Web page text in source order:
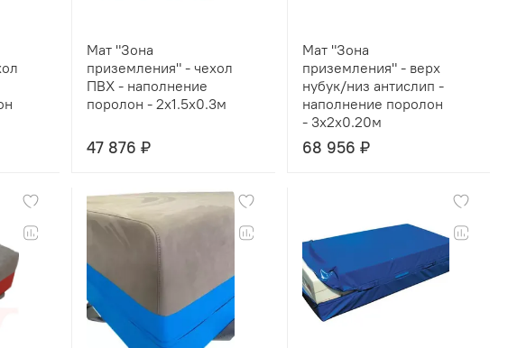
Мат "Зона
приземления" - чехол
ПВХ - наполнение
поролон - 2x1.5x0.3м
47 876 ₽
Мат "Зона
приземления" - верх
нубук/низ антислип -
наполнение поролон
- 3x2x0.20м
68 956 ₽